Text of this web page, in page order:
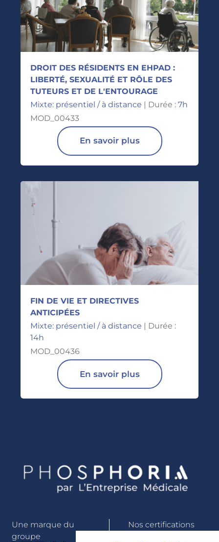
DROIT DES RÉSIDENTS EN EHPAD :
LIBERTÉ, SEXUALITÉ ET RÔLE DES
TUTEURS ET DE L'ENTOURAGE
Mixte: présentiel / à distance | Durée : 7h
MOD_00433
En savoir plus
FIN DE VIE ET DIRECTIVES
ANTICIPÉES
Mixte: présentiel / à distance | Durée :
14h
MOD_00436
En savoir plus
Une marque du
groupe
Nos certifications